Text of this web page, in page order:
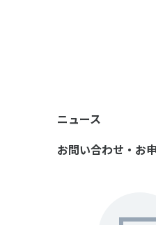
ニュース
お問い合わせ・お